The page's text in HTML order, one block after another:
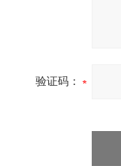
验证码：